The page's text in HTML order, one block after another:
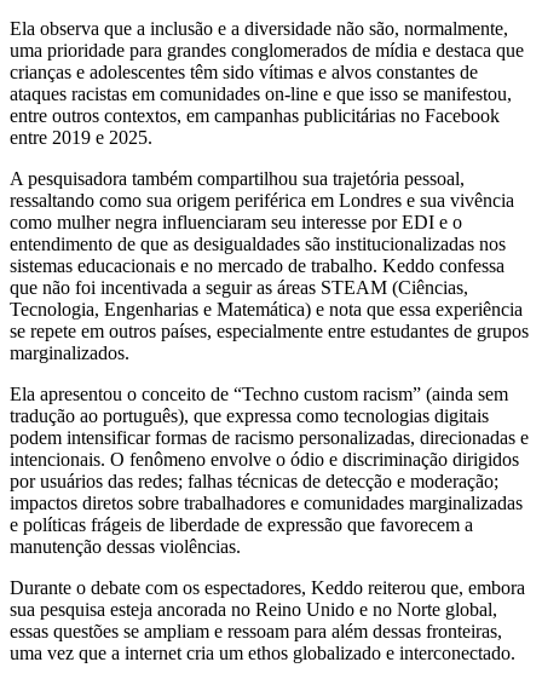
Ela observa que a inclusão e a diversidade não são, normalmente,
uma prioridade para grandes conglomerados de mídia e destaca que
crianças e adolescentes têm sido vítimas e alvos constantes de
ataques racistas em comunidades on-line e que isso se manifestou,
entre outros contextos, em campanhas publicitárias no Facebook
entre 2019 e 2025.
A pesquisadora também compartilhou sua trajetória pessoal,
ressaltando como sua origem periférica em Londres e sua vivência
como mulher negra influenciaram seu interesse por EDI e o
entendimento de que as desigualdades são institucionalizadas nos
sistemas educacionais e no mercado de trabalho. Keddo confessa
que não foi incentivada a seguir as áreas STEAM (Ciências,
Tecnologia, Engenharias e Matemática) e nota que essa experiência
se repete em outros países, especialmente entre estudantes de grupos
marginalizados.
Ela apresentou o conceito de “Techno custom racism” (ainda sem
tradução ao português), que expressa como tecnologias digitais
podem intensificar formas de racismo personalizadas, direcionadas e
intencionais. O fenômeno envolve o ódio e discriminação dirigidos
por usuários das redes; falhas técnicas de detecção e moderação;
impactos diretos sobre trabalhadores e comunidades marginalizadas
e políticas frágeis de liberdade de expressão que favorecem a
manutenção dessas violências.
Durante o debate com os espectadores, Keddo reiterou que, embora
sua pesquisa esteja ancorada no Reino Unido e no Norte global,
essas questões se ampliam e ressoam para além dessas fronteiras,
uma vez que a internet cria um ethos globalizado e interconectado.